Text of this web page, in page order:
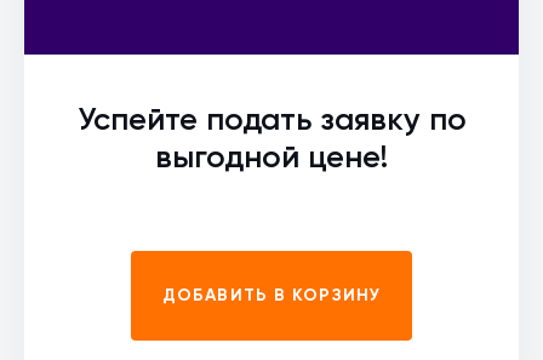
Успейте подать заявку по
выгодной цене!
ДОБАВИТЬ В КОРЗИНУ